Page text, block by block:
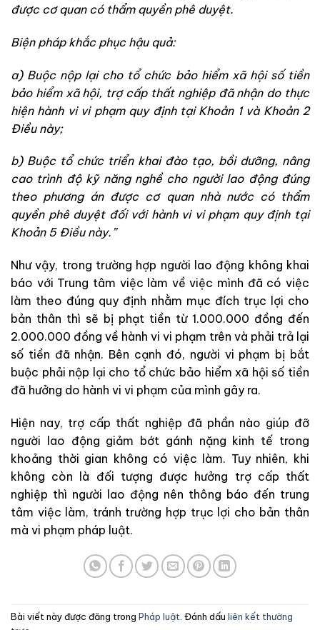
được cơ quan có thẩm quyền phê duyệt.
Biện pháp khắc phục hậu quả:
a) Buộc nộp lại cho tổ chức bảo hiểm xã hội số tiền
bảo hiểm xã hội, trợ cấp thất nghiệp đã nhận do thực
hiện hành vi vi phạm quy định tại Khoản 1 và Khoản 2
Điều này;
b) Buộc tổ chức triển khai đào tạo, bồi dưỡng, nâng
cao trình độ kỹ năng nghề cho người lao động đúng
theo phương án được cơ quan nhà nước có thẩm
quyền phê duyệt đối với hành vi vi phạm quy định tại
Khoản 5 Điều này.”
Như vậy, trong trường hợp người lao động không khai
báo với Trung tâm việc làm về việc mình đã có việc
làm theo đúng quy định nhằm mục đích trục lợi cho
bản thân thì sẽ bị phạt tiền từ 1.000.000 đồng đến
2.000.000 đồng về hành vi vi phạm trên và phải trả lại
số tiền đã nhận. Bên cạnh đó, người vi phạm bị bắt
buộc phải nộp lại cho tổ chức bảo hiểm xã hội số tiền
đã hưởng do hành vi vi phạm của mình gây ra.
Hiện nay, trợ cấp thất nghiệp đã phần nào giúp đỡ
người lao động giảm bớt gánh nặng kinh tế trong
khoảng thời gian không có việc làm. Tuy nhiên, khi
không còn là đối tượng được hưởng trợ cấp thất
nghiệp thì người lao động nên thông báo đến trung
tâm việc làm, tránh trường hợp trục lợi cho bản thân
mà vi phạm pháp luật.
Bài viết này được đăng trong Pháp luật. Đánh dấu liên kết thường